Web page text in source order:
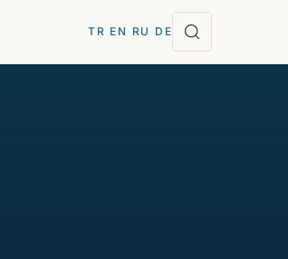
TR EN RU DE